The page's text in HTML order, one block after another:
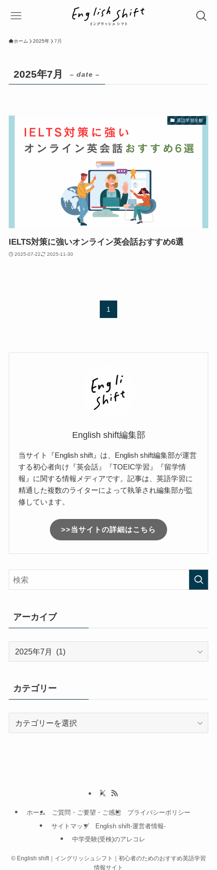
ホーム 2025年 7月
2025年7月 – date –
英語学習全般
IELTS対策に強いオンライン英会話おすすめ6選
2025-07-22 2025-11-30
1
English shift編集部
当サイト『English shift』は、English shift編集部が運営
する初心者向け『英会話』『TOEIC学習』『留学情
報』に関する情報メディアです。記事は、英語学習に
精通した複数のライターによって執筆され編集部が監
修しています。
>>当サイトの詳細はこちら
アーカイブ
ブ
カテゴリー
ホーム ご質問・ご要望・ご感想
プライバシーポリシー
サイトマップ
English shift-運営者情報-
中学受験(受検)のアレコレ
© English shift｜イングリッシュシフト｜初心者のためのおすすめ英語学習
情報サイト